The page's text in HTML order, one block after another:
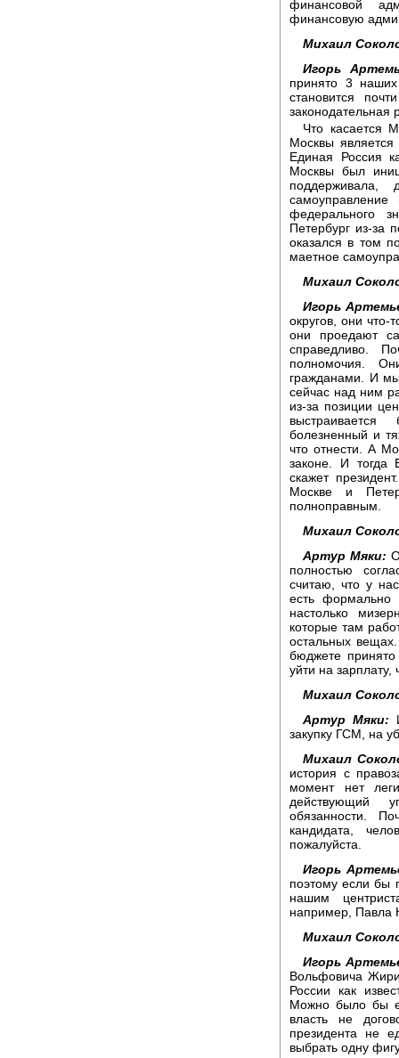
финансовой
финансовую
Михаил
Игорь
принято 3
становится
законодательная
Что касается
Москвы
Единая Россия
Москвы был
федерального
Петербург из-за
оказался в том
маетное
Михаил
Игорь
округов, они
они проедают
справедливо.
полномочия.
гражданами. И
сейчас над ним
из-за позиции
болезненный и
что отнести. А
законе. И тогда
скажет
Москве и
полноправным.
Михаил
Артур Мяки:
полностью
считаю, что у
есть формально
настолько
которые там
остальных
бюджете
уйти на
Михаил
Артур Мяки:
закупку ГСМ, на
Михаил
история с
момент нет
действующий
обязанности.
кандидата,
пожалуйста.
Игорь
поэтому если бы
нашим
например, Павла
Михаил
Игорь
Вольфовича
России как
Можно было бы
власть не
президента не
выбрать одну